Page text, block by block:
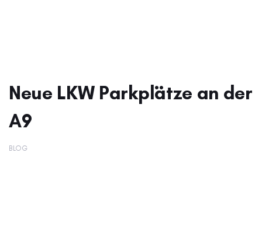
Neue LKW Parkplätze an der
A9
BLOG